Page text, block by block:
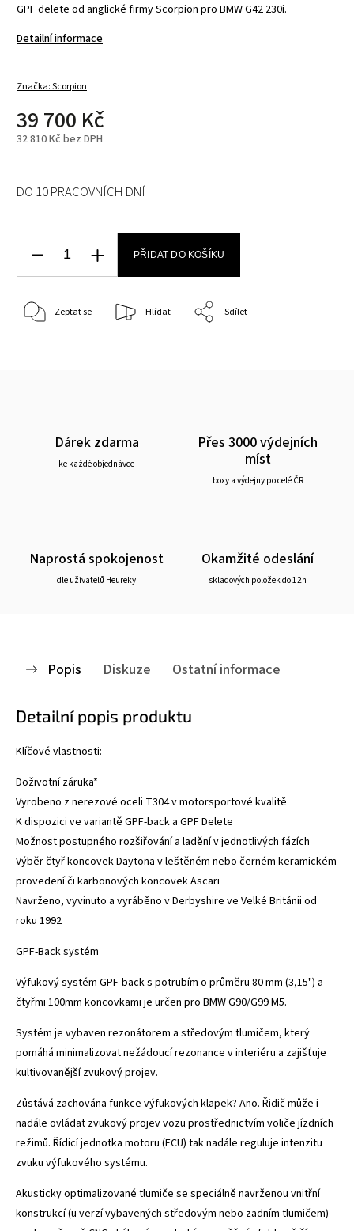
GPF delete od anglické firmy Scorpion pro BMW G42 230i.
Detailní informace
Značka:Scorpion
39 700 Kč
32 810 Kč bez DPH
DO 10 PRACOVNÍCH DNÍ
PŘIDAT DO KOŠÍKU
Zeptat se Hlídat Sdílet
Dárek zdarma
ke každé objednávce
Přes 3000 výdejních
míst
boxy a výdejny po celé ČR
Naprostá spokojenost
dle uživatelů Heureky
Okamžité odeslání
skladových položek do 12h
Popis Diskuze Ostatní informace
Detailní popis produktu
Klíčové vlastnosti:
Doživotní záruka*
Vyrobeno z nerezové oceli T304 v motorsportové kvalitě
K dispozici ve variantě GPF-back a GPF Delete
Možnost postupného rozšiřování a ladění v jednotlivých fázích
Výběr čtyř koncovek Daytona v leštěném nebo černém keramickém
provedení či karbonových koncovek Ascari
Navrženo, vyvinuto a vyráběno v Derbyshire ve Velké Británii od
roku 1992
GPF-Back systém
Výfukový systém GPF-back s potrubím o průměru 80 mm (3,15") a
čtyřmi 100mm koncovkami je určen pro BMW G90/G99 M5.
Systém je vybaven rezonátorem a středovým tlumičem, který
pomáhá minimalizovat nežádoucí rezonance v interiéru a zajišťuje
kultivovanější zvukový projev.
Zůstává zachována funkce výfukových klapek? Ano. Řidič může i
nadále ovládat zvukový projev vozu prostřednictvím voliče jízdních
režimů. Řídicí jednotka motoru (ECU) tak nadále reguluje intenzitu
zvuku výfukového systému.
Akusticky optimalizované tlumiče se speciálně navrženou vnitřní
konstrukcí (u verzí vybavených středovým nebo zadním tlumičem)